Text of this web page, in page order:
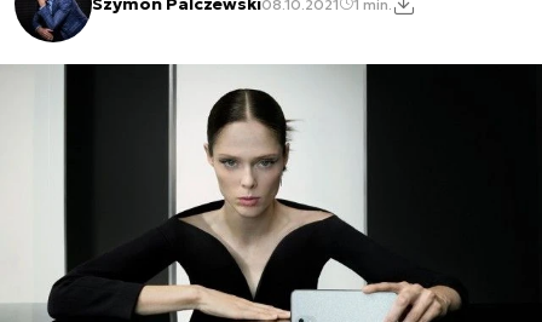
08.10.2021 1 min.